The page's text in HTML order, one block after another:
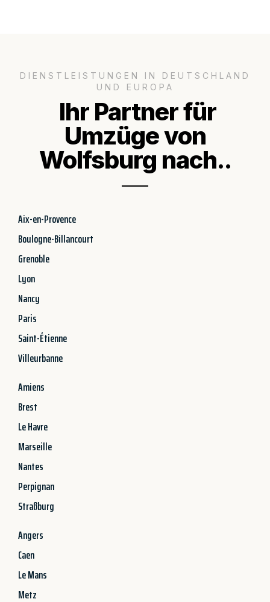
DIENSTLEISTUNGEN IN DEUTSCHLAND
UND EUROPA
Ihr Partner für
Umzüge von
Wolfsburg nach..
Aix-en-Provence
Boulogne-Billancourt
Grenoble
Lyon
Nancy
Paris
Saint-Étienne
Villeurbanne
Amiens
Brest
Le Havre
Marseille
Nantes
Perpignan
Straßburg
Angers
Caen
Le Mans
Metz